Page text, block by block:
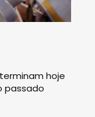
hoje
passado